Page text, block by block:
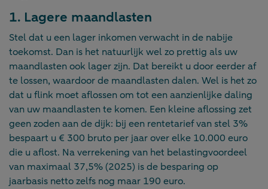
1. Lagere maandlasten
Stel dat u een lager inkomen verwacht in de nabije
toekomst. Dan is het natuurlijk wel zo prettig als uw
maandlasten ook lager zijn. Dat bereikt u door eerder af
te lossen, waardoor de maandlasten dalen. Wel is het zo
dat u flink moet aflossen om tot een aanzienlijke daling
van uw maandlasten te komen. Een kleine aflossing zet
geen zoden aan de dijk: bij een rentetarief van stel 3%
bespaart u € 300 bruto per jaar over elke 10.000 euro
die u aflost. Na verrekening van het belastingvoordeel
van maximaal 37,5% (2025) is de besparing op
jaarbasis netto zelfs nog maar 190 euro.